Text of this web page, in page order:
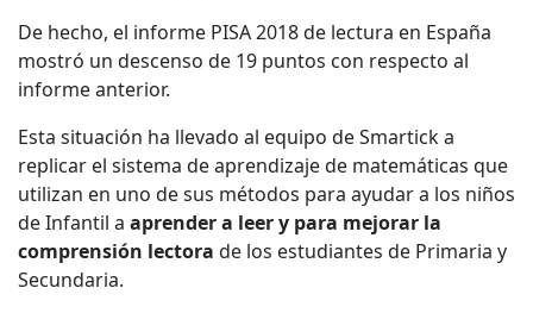
De hecho, el informe PISA 2018 de lectura en España
mostró un descenso de 19 puntos con respecto al
informe anterior.
Esta situación ha llevado al equipo de Smartick a
replicar el sistema de aprendizaje de matemáticas que
utilizan en uno de sus métodos para ayudar a los niños
de Infantil a aprender a leer y para mejorar la
comprensión lectora de los estudiantes de Primaria y
Secundaria.